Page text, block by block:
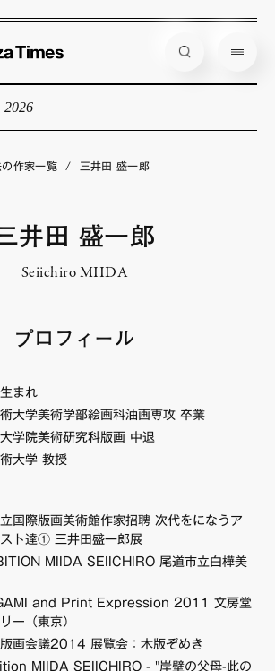
2026
の作家一覧 / 三井田 盛一郎
井田 盛一郎
Seiichiro MIIDA
プロフィール
まれ
大学美術学部絵画科油画専攻 卒業
学院美術研究科版画 中退
大学 教授
国際版画美術館作家招聘 次代をになうア
ト達① 三井田盛一郎展
MIIDA SEIICHIRO 尾道市立白樺美
and Print Expression 2011 文房堂
ー（東京）
版画会議2014 展覧会：木版ぞめき
MIIDA SEIICHIRO - "岸壁の父母-此の